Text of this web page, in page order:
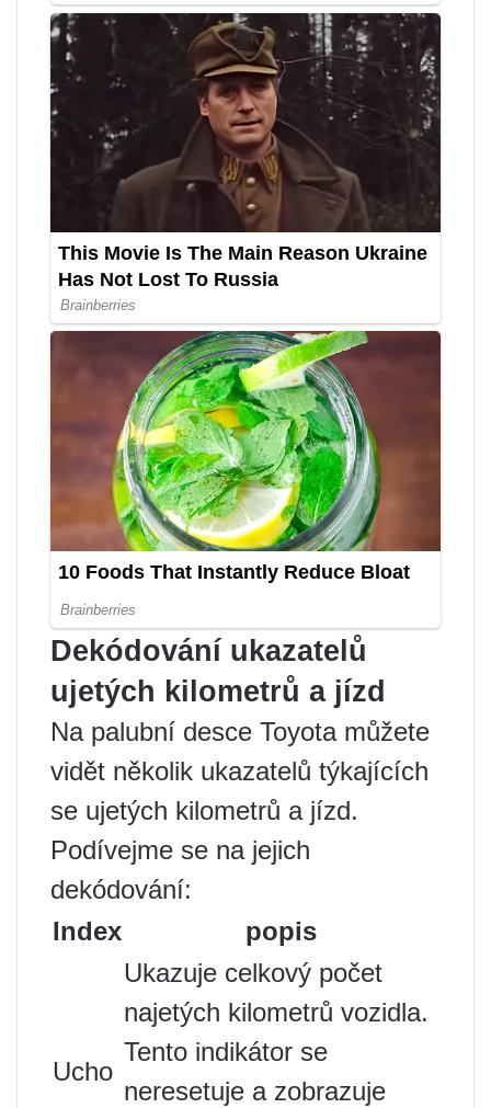
Dekódování ukazatelů
ujetých kilometrů a jízd
Na palubní desce Toyota můžete
vidět několik ukazatelů týkajících
se ujetých kilometrů a jízd.
Podívejme se na jejich
dekódování:
Index
popis
Ucho
Ukazuje celkový počet
najetých kilometrů vozidla.
Tento indikátor se
neresetuje a zobrazuje